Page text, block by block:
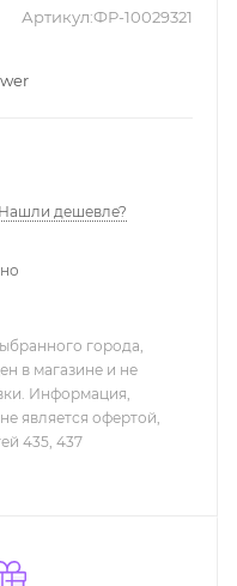
Артикул:ФР-10029321
Нашли дешевле?
города,
в магазине и не
Информация,
является офертой,
435, 437